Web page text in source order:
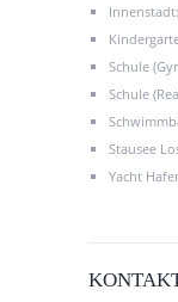
Schule
Schule
Stausee
Yacht